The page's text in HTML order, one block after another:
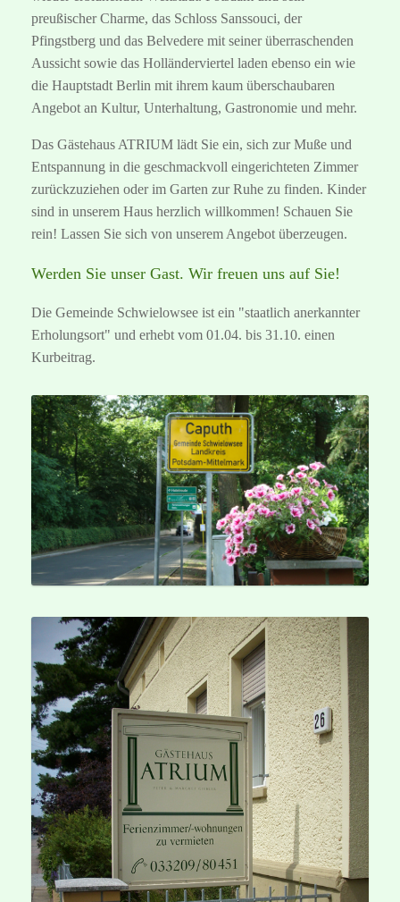
preußischer Charme, das Schloss Sanssouci, der
Pfingstberg und das Belvedere mit seiner überraschenden
Aussicht sowie das Holländerviertel laden ebenso ein wie
die Hauptstadt Berlin mit ihrem kaum überschaubaren
Angebot an Kultur, Unterhaltung, Gastronomie und mehr.
Das Gästehaus ATRIUM lädt Sie ein, sich zur Muße und
Entspannung in die geschmackvoll eingerichteten Zimmer
zurückzuziehen oder im Garten zur Ruhe zu finden. Kinder
sind in unserem Haus herzlich willkommen! Schauen Sie
rein! Lassen Sie sich von unserem Angebot überzeugen.
Werden Sie unser Gast. Wir freuen uns auf Sie!
Die Gemeinde Schwielowsee ist ein "staatlich anerkannter
Erholungsort" und erhebt vom 01.04. bis 31.10. einen
Kurbeitrag.